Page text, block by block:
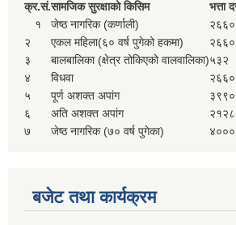
क्र.सं.सामजिक सुरक्षाको किसिम
भत्ता
१
जेष्ठ नागरिक (कर्णाली)
२६६०
२
एकल महिला(६० वर्ष पुगेको हकमा)
२६६०
३
बालबालिका (क्षेत्र तोकिएको वालवालिका)५३२
४
विधवा
२६६०
५
पूर्ण अशक्त अपांग
३९९०
६
अति अशक्त अपांग
२१२८
७
जेष्ठ नागरिक (७० वर्ष पुगेका) ४०००
बजेट तथा कार्यक्रम